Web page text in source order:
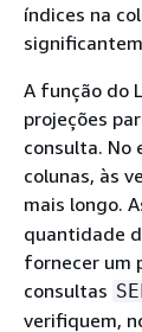
índices na
A função do
projeções
consulta. No
colunas, às
mais longo.
quantidade
fornecer um
consultas
verifiquem,